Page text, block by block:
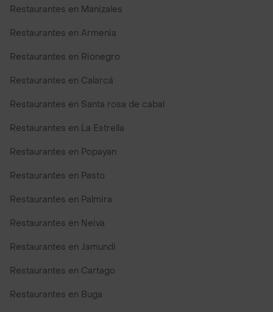
Restaurantes en Manizales
Restaurantes en Armenia
Restaurantes en Rionegro
Restaurantes en Calarcá
Restaurantes en Santa rosa de cabal
Restaurantes en La Estrella
Restaurantes en Popayan
Restaurantes en Pasto
Restaurantes en Palmira
Restaurantes en Neiva
Restaurantes en Jamundi
Restaurantes en Cartago
Restaurantes en Buga